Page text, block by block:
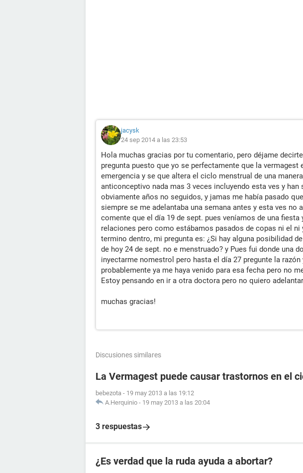
jacysk
24 sep 2014 a las 23:53
Hola muchas gracias por tu comentario, pero déjame
pregunta puesto que yo se perfectamente que la vermagest
emergencia y se que altera el ciclo menstrual de una
anticonceptivo nada mas 3 veces incluyendo esta ves y han
obviamente años no seguidos, y jamas me había pasado
siempre se me adelantaba una semana antes y esta ves no
comente que el día 19 de sept. pues veníamos de una
relaciones pero como estábamos pasados de copas ni el
termino dentro, mi pregunta es: ¿Si hay alguna posibilidad
de hoy 24 de sept. no e menstruado? y Pues fui donde una
inyectarme nomestrol pero hasta el día 27 pregunte la
probablemente ya me haya venido para esa fecha pero no
Estoy pensando en ir a otra doctora pero no quiero
muchas gracias!
Discusiones similares
La Vermagest puede causar trastornos en el
bebezota - 19 may 2013 a las 19:12
A.Herquinio - 19 may 2013 a las 20:04
3 respuestas
¿Es verdad que la ruda ayuda a abortar?